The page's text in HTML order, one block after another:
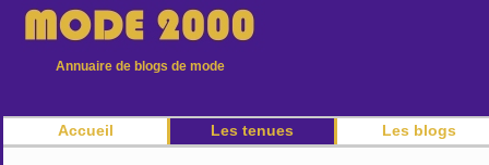
Annuaire de blogs de mode
Accueil Les tenues Les blogs